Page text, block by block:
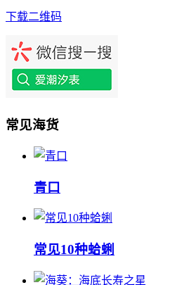
下载二维码
常见海货
‌‌青口
常见10种蛤蜊